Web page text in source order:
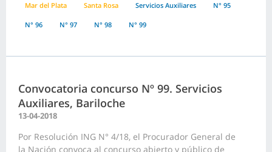
Mar del Plata Santa Rosa Servicios Auxiliares N° 95
N° 96 N° 97 N° 98 N° 99
Convocatoria concurso Nº 99. Servicios
Auxiliares, Bariloche
13-04-2018
Por Resolución ING N° 4/18, el Procurador General de
la Nación convoca al concurso abierto y público de